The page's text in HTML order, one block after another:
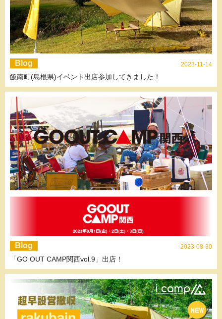
Blog 2023-11-14
飯南町(島根県)イベント出店参加してきました！
Blog 2023-08-30
「GO OUT CAMP関西vol.9」出店！